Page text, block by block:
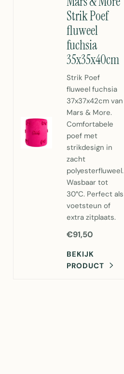
Strik Poef
fluweel
fuchsia
35x35x40cm
Strik Poef
fluweel fuchsia
37x37x42cm van
Mars & More.
Comfortabele
poef met
strikdesign in
zacht
polyesterfluweel.
Wasbaar tot
30°C. Perfect als
voetsteun of
extra zitplaats.
€91,50
BEKIJK
PRODUCT